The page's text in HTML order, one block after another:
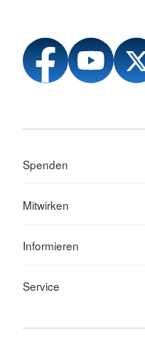
Spenden
Mitwirken
Informieren
Service